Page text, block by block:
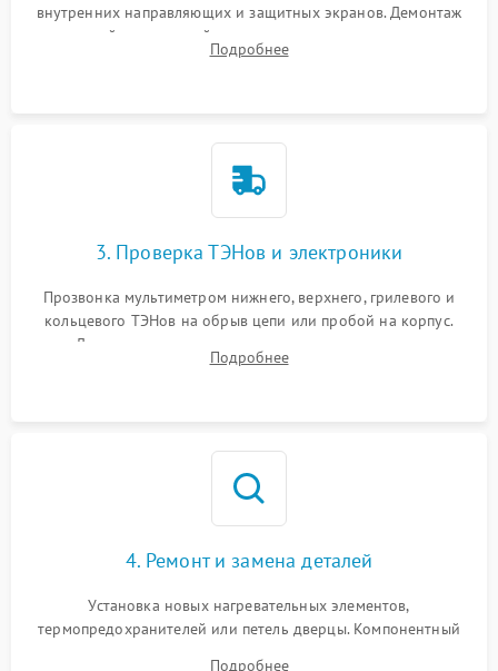
внутренних направляющих и защитных экранов. Демонтаж
задней или верхней панели для прямого доступа к
нагревательным элементам, плате и вентиляторам.
Подробнее
3. Проверка ТЭНов и электроники
Прозвонка мультиметром нижнего, верхнего, грилевого и
кольцевого ТЭНов на обрыв цепи или пробой на корпус.
Диагностика термостата, датчиков температуры,
переключателя режимов и мотора конвекции.
Подробнее
4. Ремонт и замена деталей
Установка новых нагревательных элементов,
термопредохранителей или петель дверцы. Компонентный
Подробнее